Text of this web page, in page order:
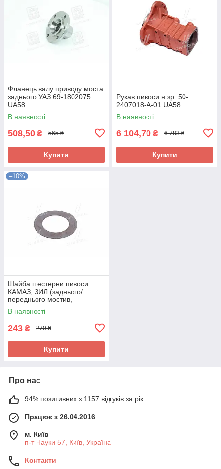
Фланець валу приводу моста
заднього УАЗ 69-1802075
UA58
В наявності
508,50 ₴ 565 ₴
Купити
Рукав пивоси н.зр. 50-
2407018-А-01 UA58
В наявності
6 104,70 ₴ 6 783 ₴
Купити
–10%
Шайба шестерни пивоси
КАМАЗ, ЗИЛ (заднього/
переднього мостив,
124х76х2) 5320-2403051
UA58
В наявності
243 ₴ 270 ₴
Купити
Про нас
94% позитивних з 1157 відгуків за рік
Працює з 26.04.2016
м. Київ
п-т Науки 57, Київ, Україна
Контакти